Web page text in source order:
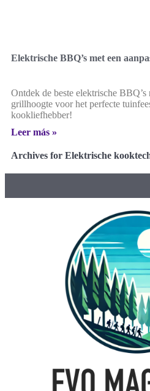
Elektrische BBQ’s met een
Ontdek de beste elektrische BBQ’s
grillhoogte voor het perfecte
kookliefhebber!
Leer más »
Archives for Elektrische